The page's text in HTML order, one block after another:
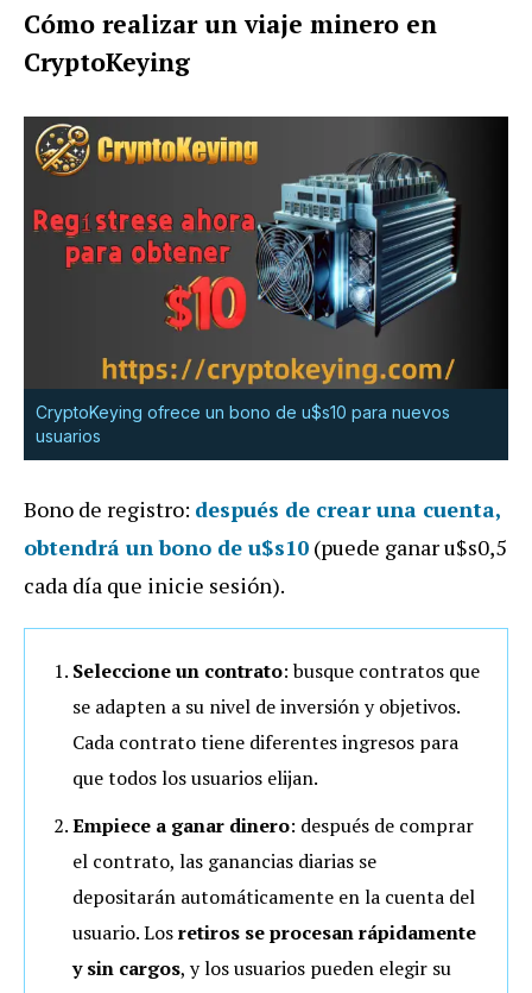
Cómo realizar un viaje minero en
CryptoKeying
CryptoKeying ofrece un bono de u$s10 para nuevos
usuarios
Bono de registro: después de crear una cuenta,
obtendrá un bono de u$s10 (puede ganar u$s0,5
cada día que inicie sesión).
Seleccione un contrato: busque contratos que
se adapten a su nivel de inversión y objetivos.
Cada contrato tiene diferentes ingresos para
que todos los usuarios elijan.
Empiece a ganar dinero: después de comprar
el contrato, las ganancias diarias se
depositarán automáticamente en la cuenta del
usuario. Losretiros se procesan rápidamente
y sin cargos, y los usuarios pueden elegir su